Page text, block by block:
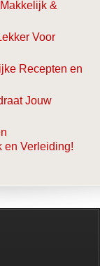
&
Voor
Recepten en
Jouw
en Verleiding!